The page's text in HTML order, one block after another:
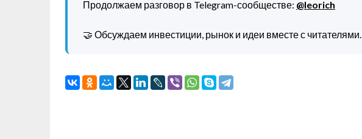
Продолжаем разговор в Telegram-сообществе: @leorich
🤝 Обсуждаем инвестиции, рынок и идеи вместе с читателями.